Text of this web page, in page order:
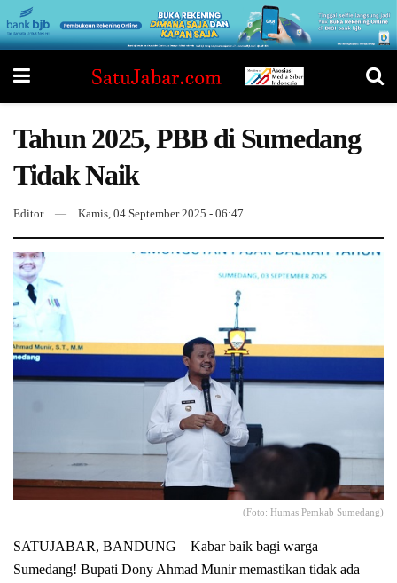
Tahun 2025, PBB di Sumedang
Tidak Naik
Editor Kamis, 04 September 2025 - 06:47
(Foto: Humas Pemkab Sumedang)
SATUJABAR, BANDUNG – Kabar baik bagi warga
Sumedang! Bupati Dony Ahmad Munir memastikan tidak ada